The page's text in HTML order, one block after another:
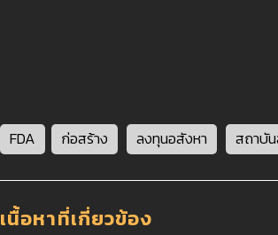
FDA ก่อสร้าง ลงทุนอสังหา สถาบั
เนื้อหาที่เกี่ยวข้อง